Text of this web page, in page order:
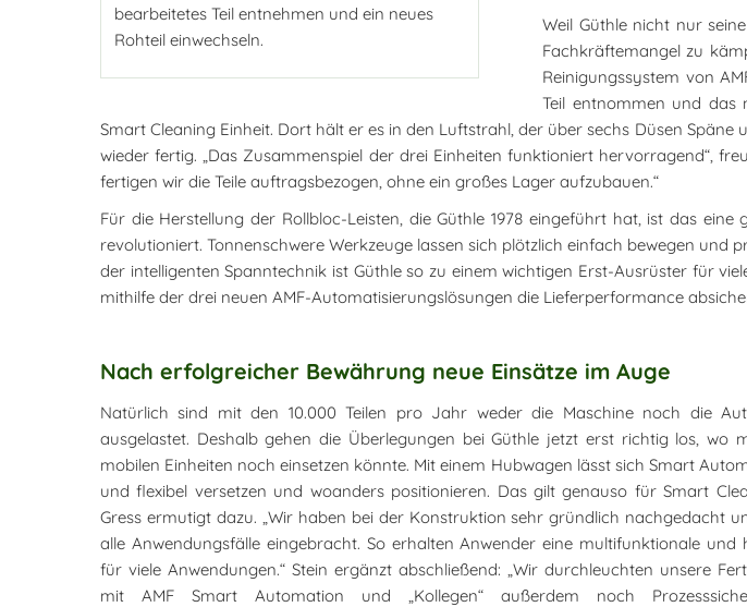
bearbeitetes Teil entnehmen und ein neues
Rohteil einwechseln.
Weil Güthle nicht nur
Fachkräftemangel zu
Reinigungssystem von
Teil entnommen und das
Smart Cleaning Einheit. Dort hält er es in den Luftstrahl, der über sechs Düsen
wieder fertig. „Das Zusammenspiel der drei Einheiten funktioniert hervorragend“,
fertigen wir die Teile auftragsbezogen, ohne ein großes Lager aufzubauen.“
Für die Herstellung der Rollbloc-Leisten, die Güthle 1978 eingeführt hat, ist das
revolutioniert. Tonnenschwere Werkzeuge lassen sich plötzlich einfach bewegen
der intelligenten Spanntechnik ist Güthle so zu einem wichtigen Erst-Ausrüster für
mithilfe der drei neuen AMF-Automatisierungslösungen die Lieferperformance
Nach erfolgreicher Bewährung neue Einsätze im Auge
Natürlich sind mit den 10.000 Teilen pro Jahr weder die Maschine noch die
ausgelastet. Deshalb gehen die Überlegungen bei Güthle jetzt erst richtig los, wo
mobilen Einheiten noch einsetzen könnte. Mit einem Hubwagen lässt sich Smart
und flexibel versetzen und woanders positionieren. Das gilt genauso für Smart
Gress ermutigt dazu. „Wir haben bei der Konstruktion sehr gründlich nachgedacht
alle Anwendungsfälle eingebracht. So erhalten Anwender eine multifunktionale und
für viele Anwendungen.“ Stein ergänzt abschließend: „Wir durchleuchten unsere
mit AMF Smart Automation und „Kollegen“ außerdem noch